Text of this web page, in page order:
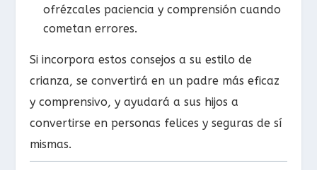
ofrézcales paciencia y comprensión cuando
cometan errores.
Si incorpora estos consejos a su estilo de
crianza, se convertirá en un padre más eficaz
y comprensivo, y ayudará a sus hijos a
convertirse en personas felices y seguras de sí
mismas.